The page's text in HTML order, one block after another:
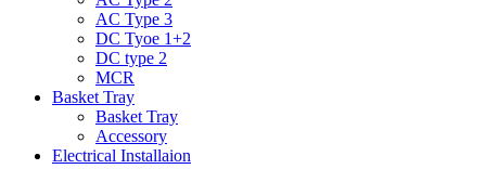
AC Type 3
DC Tyoe 1+2
DC type 2
MCR
Basket Tray
Basket Tray
Accessory
Electrical Installaion